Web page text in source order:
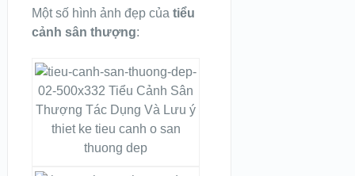
Một số hình ảnh đẹp của tiểu
cảnh sân thượng:
thiet ke tieu canh o san
thuong dep